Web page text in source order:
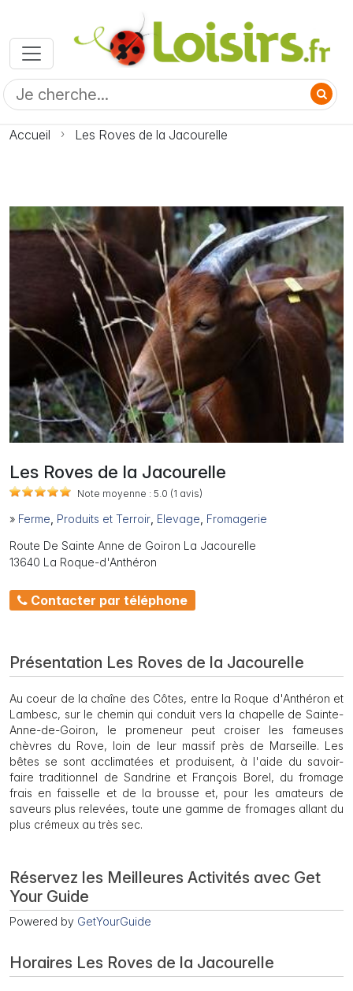
Accueil Les Roves de la Jacourelle
Photo Les Roves de la Jacourelle
Les Roves de la Jacourelle
Note moyenne : 5.0 (1 avis)
» Ferme Produits et Terroir Elevage Fromagerie
Route De Sainte Anne de Goiron La Jacourelle
13640 La Roque-d'Anthéron
Contacter par téléphone
Présentation Les Roves de la Jacourelle
Au coeur de la chaîne des Côtes, entre la Roque d'Anthéron et
Lambesc, sur le chemin qui conduit vers la chapelle de Sainte-
Anne-de-Goiron, le promeneur peut croiser les fameuses
chèvres du Rove, loin de leur massif près de Marseille. Les
bêtes se sont acclimatées et produisent, à l'aide du savoir-
faire traditionnel de Sandrine et François Borel, du fromage
frais en faisselle et de la brousse et, pour les amateurs de
saveurs plus relevées, toute une gamme de fromages allant du
plus crémeux au très sec.
Réservez les Meilleures Activités avec Get
Your Guide
Powered by GetYourGuide
Horaires Les Roves de la Jacourelle